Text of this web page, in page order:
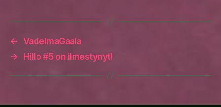
← VadelmaGaala
→
Hillo #5 on ilmestynyt!